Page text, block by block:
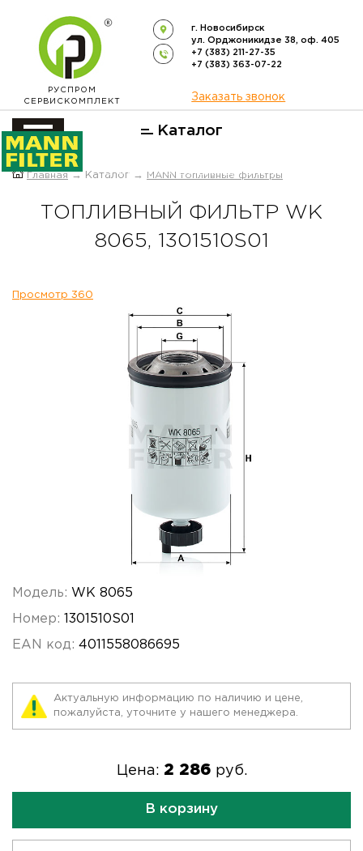
РУСПРОМ
СЕРВИСКОМПЛЕКТ
г. Новосибирск
ул. Орджоникидзе 38, оф. 405
+7 (383) 211-27-35
+7 (383) 363-07-22
Заказать звонок
Каталог
ОФИЦИАЛЬНЫЙ ДИСТРИБЬЮТОР
Главная → Каталог → MANN топливные фильтры
ТОПЛИВНЫЙ ФИЛЬТР WK
8065, 1301510S01
Просмотр 360
Модель: WK 8065
Номер: 1301510S01
EAN код: 4011558086695
Актуальную информацию по наличию и цене,
пожалуйста, уточните у нашего менеджера.
Цена: 2 286 руб.
В корзину